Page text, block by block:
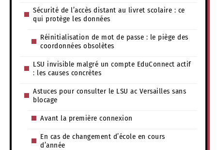
Sécurité de l’accès distant au livret scolaire : ce
qui protège les données
Réinitialisation de mot de passe : le piège des
coordonnées obsolètes
LSU invisible malgré un compte EduConnect actif
: les causes concrètes
Astuces pour consulter le LSU ac Versailles sans
blocage
Avant la première connexion
En cas de changement d’école en cours
d’année